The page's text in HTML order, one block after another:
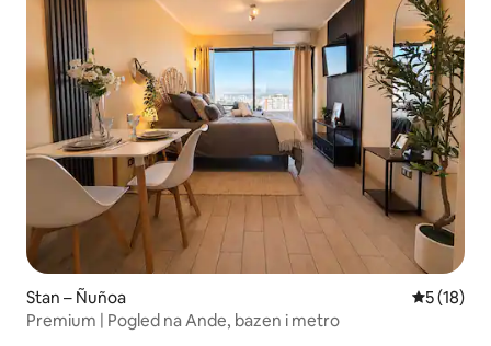
Stan – Ñuñoa Prosječna
5 (18)
Premium | Pogled na Ande, bazen i metro